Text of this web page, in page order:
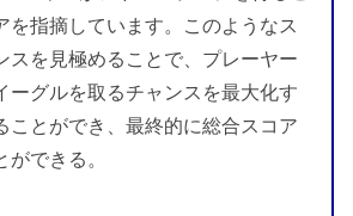
を指摘しています。このようなス
スを見極めることで、プレーヤー
ーグルを取るチャンスを最大化す
ことができ、最終的に総合スコア
ができる。